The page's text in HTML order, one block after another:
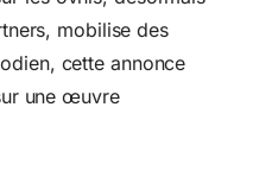
mobilise des
cette annonce
une œuvre